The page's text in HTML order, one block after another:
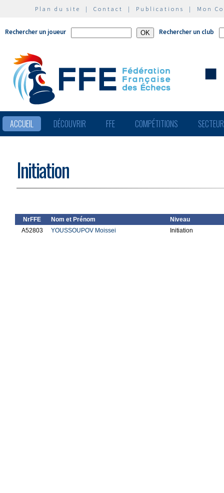
Plan du site | Contact | Publications | Mon
Rechercher un joueur Rechercher un club
ACCUEIL DÉCOUVRIR FFE COMPÉTITIONS
Initiation
NrFFE Nom et Prénom
Niveau
A52803
YOUSSOUPOV Moissei Initiation